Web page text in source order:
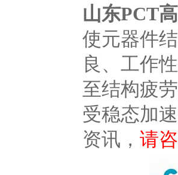
山东PCT
使元器件
良、工作
至结构疲
受稳态加
资讯， 请